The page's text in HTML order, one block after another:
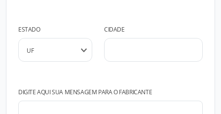
ESTADO CIDADE
DIGITE AQUI SUA MENSAGEM PARA O FABRICANTE